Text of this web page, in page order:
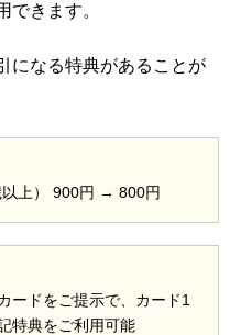
できます。
になる特典があることが
上） 900円 → 800円
ードをご提示で、カード1
特典をご利用可能